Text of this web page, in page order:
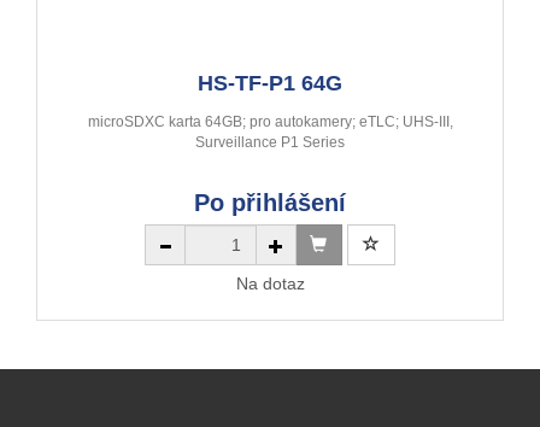
HS-TF-P1 64G
microSDXC karta 64GB; pro autokamery; eTLC; UHS-III,
Surveillance P1 Series
Po přihlášení
Na dotaz